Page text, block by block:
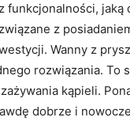
jaką
z
Wanny z
rozwiązania. To
kąpieli.
dobrze i